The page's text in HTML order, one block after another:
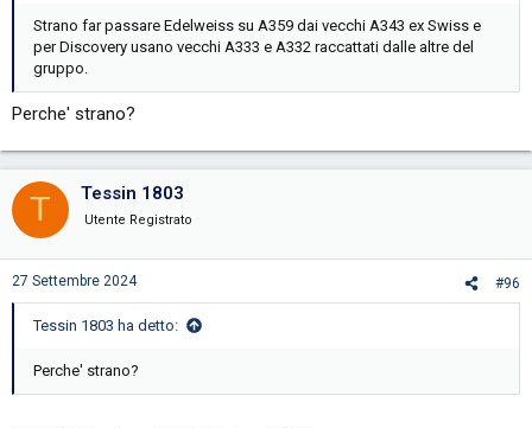
Strano far passare Edelweiss su A359 dai vecchi A343 ex Swiss e
per Discovery usano vecchi A333 e A332 raccattati dalle altre del
gruppo.
Perche' strano?
T Tessin 1803
Utente Registrato
27 Settembre 2024 #96
Tessin 1803 ha detto:
Perche' strano?